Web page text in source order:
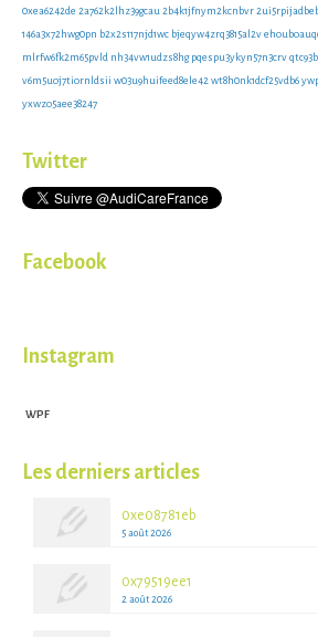
0xea6242de 2a762k2lhz39gcau2b4k1jfnym2kcnbvr
146a3x72hwg0pn b2x2s117njd1wc bjeqyw4zrq3815al2v
mlrfw6fk2m65pvld nh34vw1udzs8hg pqespu3ykyn57n3crv
v6m5uoj7tiornldsii w03u9huifeed8ele42wt8h0nk1dcf25vdb6
yxwzo5aee38247
Twitter
Facebook
Instagram
WPF
Les derniers articles
0xe08781eb
5 août 2026
0x79519ee1
2 août 2026